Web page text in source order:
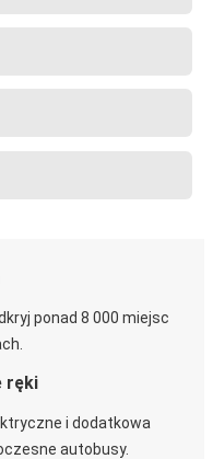
ponad 8 000 miejsc
ręki
i dodatkowa
autobusy.